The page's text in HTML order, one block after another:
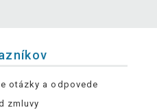
otázky a odpovede
zmluvy